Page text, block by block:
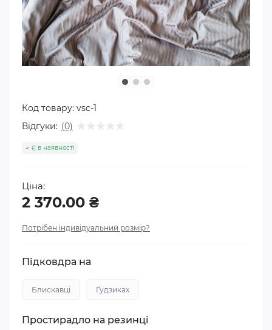
Код товару: vsc-1
Відгуки: (0)
Є в наявності
Ціна:
2 370.00 ₴
Потрібен індивідуальний розмір?
Підковдра на
Блискавці Ґудзиках
Простирадло на резинці